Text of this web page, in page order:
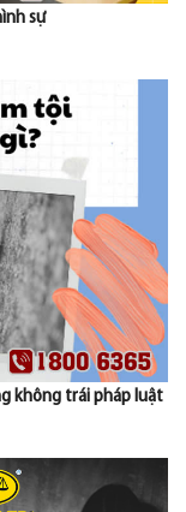
sự
không trái pháp luật